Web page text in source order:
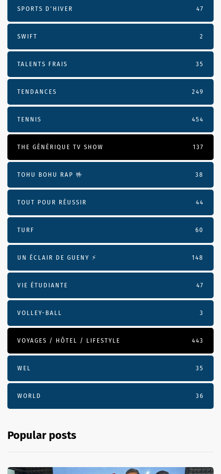
SPORTS D'HIVER 47
SWIFT 2
TALENTS FRAIS 35
TENDANCES 249
TENNIS 454
THE GÉNÉRIQUE TV SHOW 137
TOHU BOHU RAP 🤟 38
TOUT POUR RÉUSSIR 44
TURF 60
UN ÉCLAIR DE GUENY ⚡️ 148
VIE ÉTUDIANTE 47
VOLLEY-BALL 3
VOYAGES / HÔTEL / LIFESTYLE 443
WEL 35
WORLD 36
Popular posts